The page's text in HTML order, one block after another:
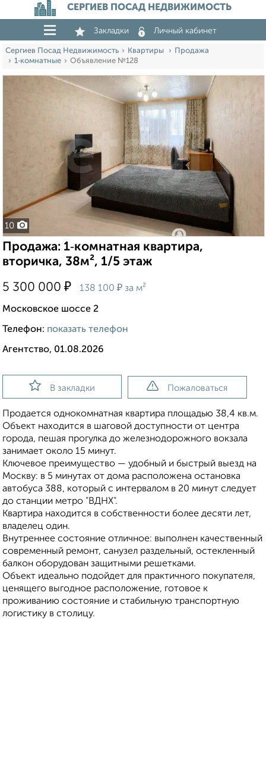
СЕРГИЕВ ПОСАД НЕДВИЖИМОСТЬ
Закладки Личный кабинет
Сергиев Посад Недвижимость Квартиры
Продажа
1‑комнатные
Объявление №128
10
Продажа: 1‑комнатная квартира,
вторичка, 38м², 1/5 этаж
5 300 000 ₽ 138 100 ₽ за м²
Московское шоссе 2
Телефон: показать телефон
Агентство, 01.08.2026
В закладки Пожаловаться
Продается однокомнатная квартира площадью 38,4 кв.м.
Объект находится в шаговой доступности от центра
города, пешая прогулка до железнодорожного вокзала
занимает около 15 минут.
Ключевое преимущество — удобный и быстрый выезд на
Москву: в 5 минутах от дома расположена остановка
автобуса 388, который с интервалом в 20 минут следует
до станции метро "ВДНХ".
Квартира находится в собственности более десяти лет,
владелец один.
Внутреннее состояние отличное: выполнен качественный
современный ремонт, санузел раздельный, остекленный
балкон оборудован защитными решетками.
Объект идеально подойдет для практичного покупателя,
ценящего выгодное расположение, готовое к
проживанию состояние и стабильную транспортную
логистику в столицу.